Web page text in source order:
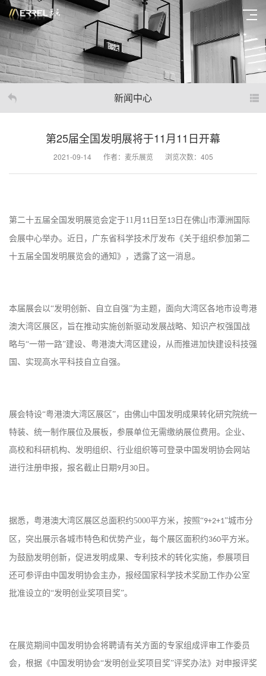
新闻中心
第25届全国发明展将于11月11日开幕
2021-09-14 作者：麦乐展览 浏览次数：405
第二十五届全国发明展览会定于11月 11 日至13 日在佛山市潭洲国际
会展中心举办。近日，广东省科学技术厅发布《关于组织参加第二
十五届全国发明展览会的通知》，透露了这一消息。
本届展会以“发明创新、自立自强”为主题，面向大湾区各地市设粤港
澳大湾区展区，旨在推动实施创新驱动发展战略、知识产权强国战
略与“一带一路”建设、粤港澳大湾区建设，从而推进加快建设科技强
国、实现高水平科技自立自强。
展会特设“粤港澳大湾区展区”，由佛山中国发明成果转化研究院统一
特装、统一制作展位及展板，参展单位无需缴纳展位费用。企业、
高校和科研机构、发明组织、行业组织等可登录中国发明协会网站
进行注册申报，报名截止日期 9月 30 日。
据悉，粤港澳大湾区展区总面积约5000平方米，按照“9+2+1”城市分
区，突出展示各城市特色和优势产业，每个展区面积约360平方米。
为鼓励发明创新，促进发明成果、专利技术的转化实施，参展项目
还可参评由中国发明协会主办，报经国家科学技术奖励工作办公室
批准设立的“发明创业奖项目奖”。
在展览期间中国发明协会将聘请有关方面的专家组成评审工作委员
会，根据《中国发明协会“发明创业奖项目奖”评奖办法》对申报评奖